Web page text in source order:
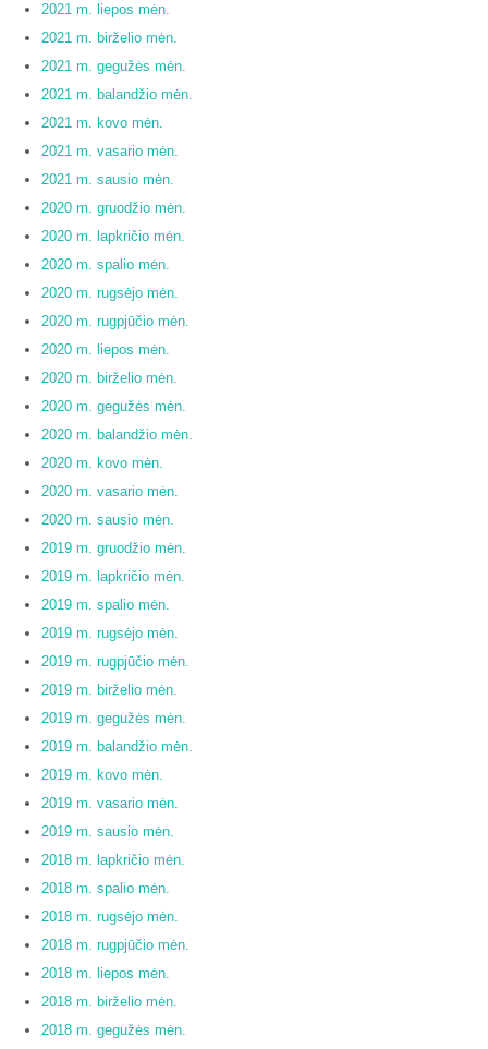
2021 m. liepos mėn.
2021 m. birželio mėn.
2021 m. gegužės mėn.
2021 m. balandžio mėn.
2021 m. kovo mėn.
2021 m. vasario mėn.
2021 m. sausio mėn.
2020 m. gruodžio mėn.
2020 m. lapkričio mėn.
2020 m. spalio mėn.
2020 m. rugsėjo mėn.
2020 m. rugpjūčio mėn.
2020 m. liepos mėn.
2020 m. birželio mėn.
2020 m. gegužės mėn.
2020 m. balandžio mėn.
2020 m. kovo mėn.
2020 m. vasario mėn.
2020 m. sausio mėn.
2019 m. gruodžio mėn.
2019 m. lapkričio mėn.
2019 m. spalio mėn.
2019 m. rugsėjo mėn.
2019 m. rugpjūčio mėn.
2019 m. birželio mėn.
2019 m. gegužės mėn.
2019 m. balandžio mėn.
2019 m. kovo mėn.
2019 m. vasario mėn.
2019 m. sausio mėn.
2018 m. lapkričio mėn.
2018 m. spalio mėn.
2018 m. rugsėjo mėn.
2018 m. rugpjūčio mėn.
2018 m. liepos mėn.
2018 m. birželio mėn.
2018 m. gegužės mėn.